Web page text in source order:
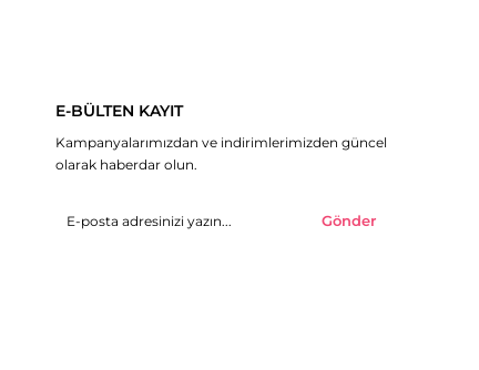
E-BÜLTEN KAYIT
Kampanyalarımızdan ve indirimlerimizden güncel
olarak haberdar olun.
Gönder